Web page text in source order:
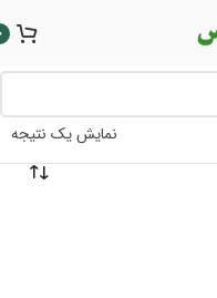
نمایش یک نتیجه